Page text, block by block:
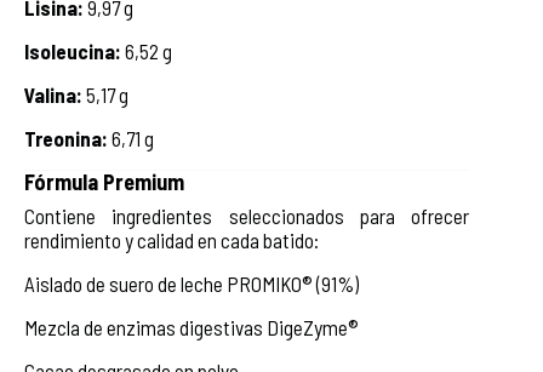
Lisina: 9,97 g
Isoleucina: 6,52 g
Valina: 5,17 g
Treonina: 6,71 g
Fórmula Premium
Contiene ingredientes seleccionados para ofrecer
rendimiento y calidad en cada batido:
Aislado de suero de leche PROMIKO® (91%)
Mezcla de enzimas digestivas DigeZyme®